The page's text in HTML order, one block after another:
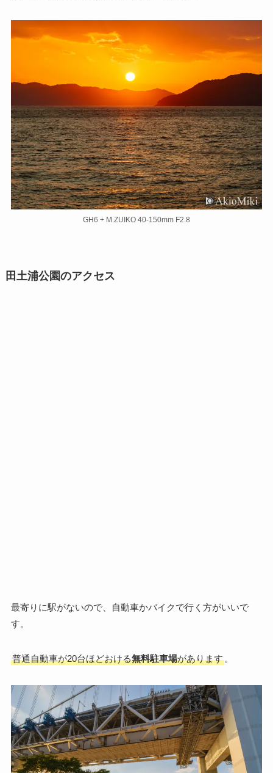
GH6 + M.ZUIKO 40-150mm F2.8
田土浦公園のアクセス
最寄りに駅がないので、自動車かバイクで行く方がいいで
す。
普通自動車が20台ほどおける無料駐車場があります。